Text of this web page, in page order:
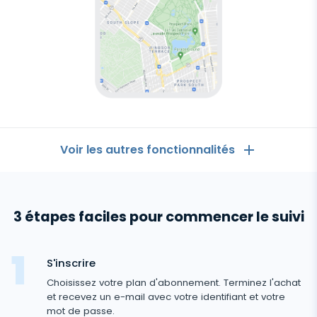
espion
pour
Voir les autres fonctionnalités
Journaux d'appels
Comment Recevoir les Messages d'un Autre
Téléphone
Applications de messagerie
Applications de messagerie
Whatsapp
Médias sociaux
Médias sociaux
Médias
3 étapes faciles pour commencer le suivi
S'inscrire
Choisissez votre plan d'abonnement. Terminez l'achat
et recevez un e-mail avec votre identifiant et votre
mot de passe.